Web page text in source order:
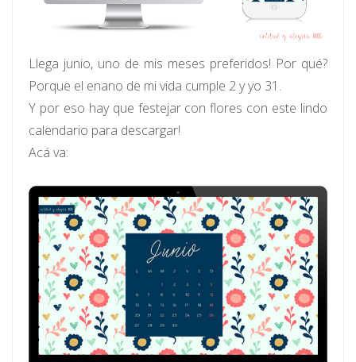
Llega junio, uno de mis meses preferidos! Por qué?
Porque el enano de mi vida cumple 2 y yo 31.
Y por eso hay que festejar con flores con este lindo
calendario para descargar!
Acá va: